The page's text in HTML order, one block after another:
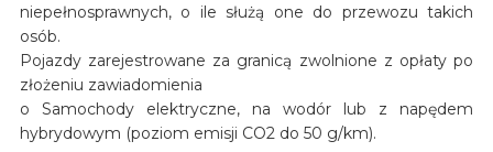
niepełnosprawnych, o ile służą one do przewozu takich
osób.
Pojazdy zarejestrowane za granicą zwolnione z opłaty po
złożeniu zawiadomienia
o Samochody elektryczne, na wodór lub z napędem
hybrydowym (poziom emisji CO2 do 50 g/km).